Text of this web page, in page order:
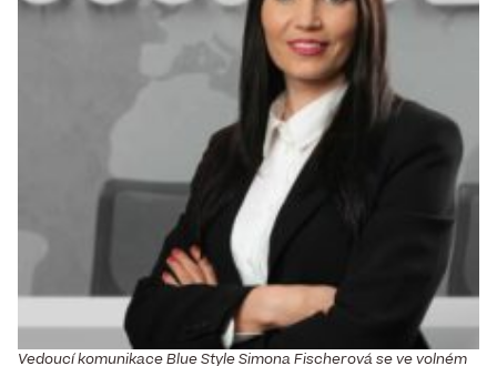
Vedoucí komunikace Blue Style Simona Fischerová se ve volném